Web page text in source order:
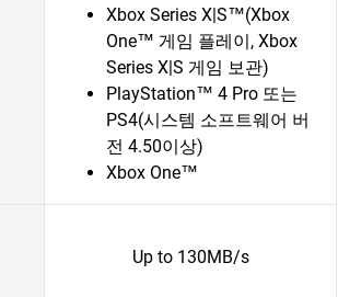
Xbox Series X|S™(Xbox
One™ 게임 플레이, Xbox
Series X|S 게임 보관)
PlayStation™ 4 Pro 또는
PS4(시스템 소프트웨어 버
전 4.50이상)
Xbox One™
Up to 130MB/s